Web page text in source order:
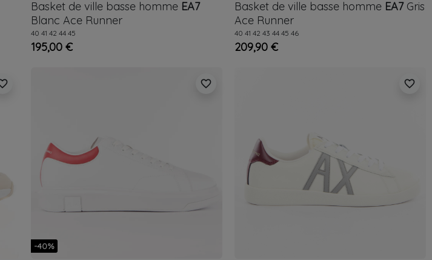
Basket de ville basse homme EA7
Blanc Ace Runner
40 41 42 44 45
195,00 €
Basket de ville basse homme EA7 Gris
Ace Runner
40 41 42 43 44 45 46
209,90 €
favorite_border
-40%
favorite_border